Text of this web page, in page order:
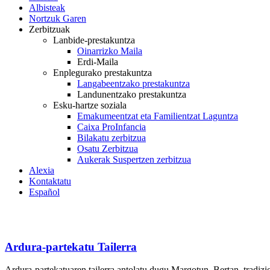
Albisteak
Nortzuk Garen
Zerbitzuak
Lanbide-prestakuntza
Oinarrizko Maila
Erdi-Maila
Enplegurako prestakuntza
Langabeentzako prestakuntza
Landunentzako prestakuntza
Esku-hartze soziala
Emakumeentzat eta Familientzat Laguntza
Caixa ProInfancia
Bilakatu zerbitzua
Osatu Zerbitzua
Aukerak Suspertzen zerbitzua
Alexia
Kontaktatu
Español
Ardura-partekatu Tailerra